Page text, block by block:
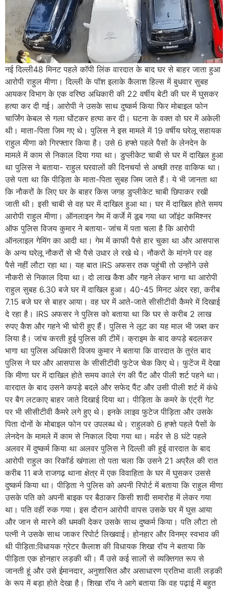
नई दिल्ली48 मिनट पहले कॉपी लिंक वारदात के बाद घर से बाहर जाता हुआ
आरोपी राहुल मीणा। दिल्ली के पॉश इलाके कैलाश हिल्स में बुधवार सुबह
आयकर विभाग के एक वरिष्ठ अधिकारी की 22 वर्षीय बेटी की घर में घुसकर
हत्या कर दी गई। आरोपी ने उसके साथ दुष्कर्म किया फिर मोबाइल फोन
चार्जिंग केबल से गला घोंटकर हत्या कर दी। घटना के वक्त वो घर में अकेली
थी। माता-पिता जिम गए थे। पुलिस ने इस मामले में 19 वर्षीय घरेलू सहायक
राहुल मीणा को गिरफ्तार किया है। उसे 6 हफ्ते पहले पैसों के लेनदेन के
मामले में काम से निकाल दिया गया था। डुप्लीकेट चाबी से घर में दाखिल हुआ
था पुलिस ने बताया- राहुल घरवालों की दिनचर्या से अच्छी तरह वाकिफ था।
उसे पता था कि पीड़िता के माता-पिता सुबह जिम जाते हैं। ये भी जानता था
कि नौकरों के लिए घर के बाहर किस जगह डुप्लीकेट चाबी छिपाकर रखी
जाती थी। इसी चाबी से वह घर में दाखिल हुआ था। घर में दाखिल होते समय
आरोपी राहुल मीणा। ऑनलाइन गेम में कर्जे में डूब गया था जॉइंट कमिश्नर
ऑफ पुलिस विजय कुमार ने बताया- जांच में पता चला है कि आरोपी
ऑनलाइल गेमिंग का आदी था। गेम में काफी पैसे हार चुका था और आसपास
के अन्य घरेलू नौकरों से भी पैसे उधार ले रखे थे। नौकरों के मांगने पर वह
पैसे नहीं लौटा रहा था। यह बात IRS अफसर तक पहुंची तो उन्होंने उसे
नौकरी से निकाल दिया था। दो लाख कैश और गहने लेकर भागा था आरोपी
राहुल सुबह 6.30 बजे घर में दाखिल हुआ। 40-45 मिनट अंदर रहा, करीब
7.15 बजे घर से बाहर आया। वह घर में आते-जाते सीसीटीवी कैमरे में दिखाई
दे रहा है। IRS अफसर ने पुलिस को बताया था कि घर से करीब 2 लाख
रुपए कैश और गहने भी चोरी हुए हैं। पुलिस ने लूट का यह माल भी जब्त कर
लिया है। जांच करती हुई पुलिस की टीमें। क्राइम के बाद कपड़े बदलकर
भागा था पुलिस अधिकारी विजय कुमार ने बताया कि वारदात के तुरंत बाद
पुलिस ने घर और आसपास के सीसीटीवी फुटेज चेक किए थे। फुटेंज में देखा
कि मीणा घर में दाखिल होते समय काले रंग की पैंट और पीली शर्ट पहने था।
वारदात के बाद उसने कपड़े बदले और सफेद पैंट और उसी पीली शर्ट में कंधे
पर बैग लटकाए बाहर जाते दिखाई दिया था। पीड़िता के कमरे के एंट्री गेट
पर भी सीसीटीवी कैमरे लगे हुए थे। इनके लाइव फुटेज पीड़िता और उसके
पिता दोनों के मोबाइल फोन पर उपलब्ध थे। राहुलको 6 हफ्ते पहले पैसों के
लेनदेन के मामले में काम से निकाल दिया गया था। मर्डर से 8 घंटे पहले
अलवर में दुष्कर्म किया था अलवर पुलिस ने दिल्ली की हुई वारदात के बाद
आरोपी राहुल का रिकॉर्ड खंगाला तो पता चला कि उसने 21 अप्रैल की रात
करीब 11 बजे राजगढ़ थाना क्षेत्र में एक विवाहिता के घर में घुसकर उससे
दुष्कर्म किया था। पीड़िता ने पुलिस को अपनी रिपोर्ट में बताया कि राहुल मीणा
उसके पति को अपनी बाइक पर बैठाकर किसी शादी समारोह में लेकर गया
था। पति वहीं रुक गया। इस दौरान आरोपी वापस उसके घर में घुस आया
और जान से मारने की धमकी देकर उसके साथ दुष्कर्म किया। पति लौटा तो
पत्नी ने उसके साथ जाकर रिपोर्ट लिखवाई। होनहार और विनम्र स्वभाव की
थी पीड़िता:विधायक ग्रेटर कैलाश की विधायक शिखा रॉय ने बताया कि
पीड़िता एक होनहार लड़की थी। मैं उसे कई सालों से व्यक्तिगत रूप से
जानती हूं और उसे ईमानदार, अनुशासित और असाधारण प्रतिभा वाली लड़की
के रूप में बड़ा होते देखा है। शिखा रॉय ने आगे बताया कि वह पढ़ाई में बहुत